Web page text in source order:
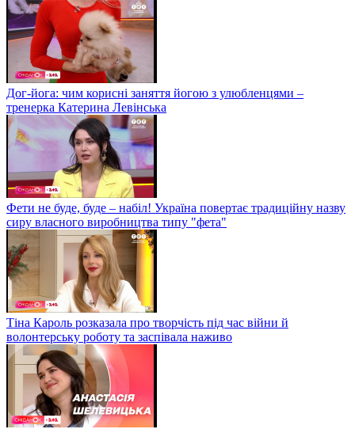
Дог-йога: чим корисні заняття йогою з улюбленцями –
тренерка Катерина Левінська
Фети не буде, буде – набіл! Україна повертає традиційну назву
сиру власного виробництва типу "фета"
Тіна Кароль розказала про творчість під час війни й
волонтерську роботу та заспівала наживо